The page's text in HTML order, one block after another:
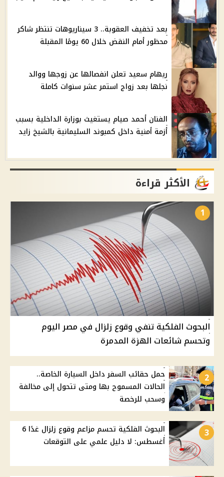
بعد تخفيف العقوبة.. 3 سيناريوهات تنتظر شاكر
محظور أمام النقض خلال 60 يومًا المقبلة
ريهام سعيد تعلن انفصالها عن زوجها ووالد
نجلها بعد زواج استمر عشر سنوات كاملة
الفنان أحمد صيام يستغيث بوزارة الداخلية بسبب
أزمة أمنية داخل كمبوند السليمانية بالشيخ زايد
الأكثر قراءة
1
البحوث الفلكية تنفي وقوع زلزال في مصر اليوم
وتحسم شائعات الهزة المدمرة
2
حمل حقائب السفر داخل السيارة الخاصة..
الحالات المسموح بها ومتى تتحول إلى مخالفة
وسحب للرخصة
3
البحوث الفلكية تحسم مزاعم وقوع زلزال غدًا 6
أغسطس: لا دليل علمي على التوقعات